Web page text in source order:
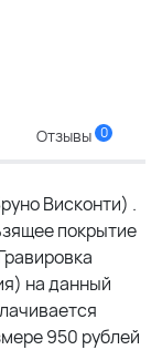
Отзывы 0
Висконти) .
покрытие
на данный
950 рублей